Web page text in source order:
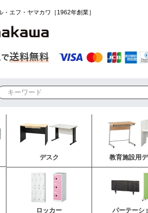
エフ・ヤマカワ［1962年創業］
デスク 教育施設用
ロッカー パーテーシ